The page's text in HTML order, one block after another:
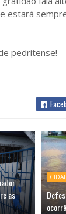
pedritense!
as